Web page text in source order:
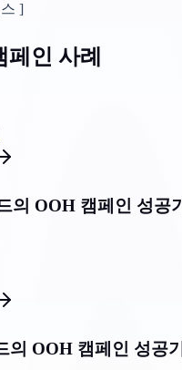
]
인 사례
의 OOH 캠페인 성공기
의 OOH 캠페인 성공기